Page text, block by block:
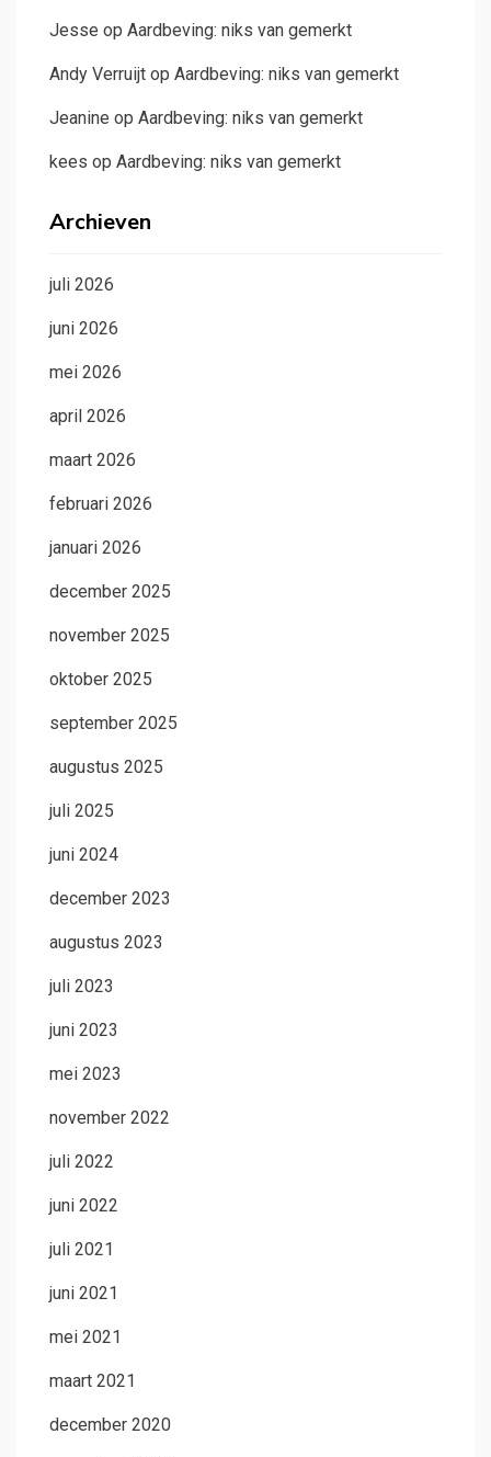
Jesse op Aardbeving: niks van gemerkt
Andy Verruijt op Aardbeving: niks van gemerkt
Jeanine op Aardbeving: niks van gemerkt
kees op Aardbeving: niks van gemerkt
Archieven
juli 2026
juni 2026
mei 2026
april 2026
maart 2026
februari 2026
januari 2026
december 2025
november 2025
oktober 2025
september 2025
augustus 2025
juli 2025
juni 2024
december 2023
augustus 2023
juli 2023
juni 2023
mei 2023
november 2022
juli 2022
juni 2022
juli 2021
juni 2021
mei 2021
maart 2021
december 2020